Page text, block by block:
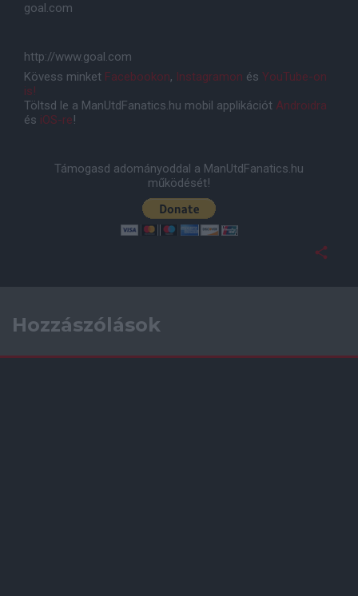
goal.com
http://www.goal.com
Kövess minket Facebookon, Instagramon és YouTube-on
is!
Töltsd le a ManUtdFanatics.hu mobil applikációt Androidra
és iOS-re!
Támogasd adományoddal a ManUtdFanatics.hu
működését!
Hozzászólások